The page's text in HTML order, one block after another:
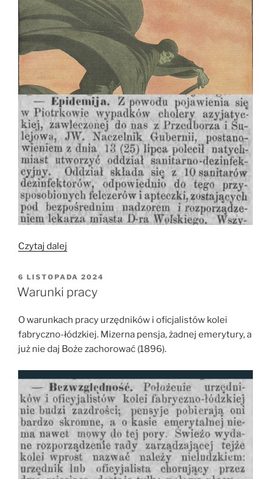
Czytaj dalej
azjatyckiej
(1/3)”
OPUBLIKOWANE
W
6 LISTOPADA 2024
Warunki pracy
O warunkach pracy urzędników i oficjalistów kolei
fabryczno-łódzkiej. Mizerna pensja, żadnej emerytury, a
już nie daj Boże zachorować (1896).